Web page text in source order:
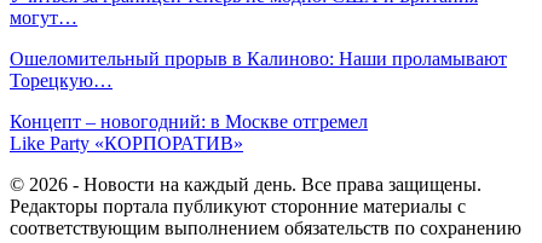
могут…
Ошеломительный прорыв в Калиново: Наши проламывают
Торецкую…
Концепт – новогодний: в Москве отгремел
Like Party «КОРПОРАТИВ»
© 2026 - Новости на каждый день. Все права защищены.
Редакторы портала публикуют сторонние материалы с
соответствующим выполнением обязательств по сохранению